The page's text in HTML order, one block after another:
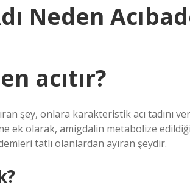
Neden
acıtır?
şey, onlara karakteristik acı tadını
ek olarak, amigdalin metabolize
tatlı olanlardan ayıran şeydir.